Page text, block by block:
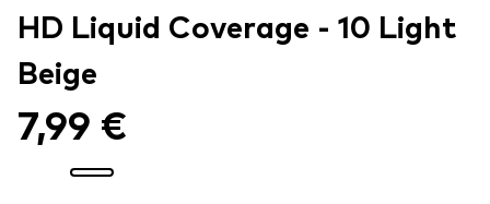
HD Liquid Coverage - 10 Light
Beige
7,99 €